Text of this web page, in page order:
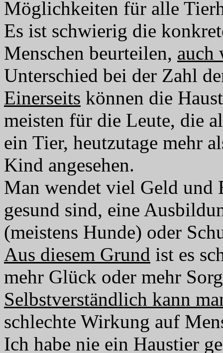
Möglichkeiten für alle
Es ist schwierig die
Menschen beurteilen, auch
Unterschied bei der Zahl
Einerseits können die
meisten für die Leute, die
ein Tier, heutzutage mehr
Kind angesehen.
Man wendet viel Geld und
gesund sind, eine
(meistens Hunde) oder
Aus diesem Grund ist es
mehr Glück oder mehr
Selbstverständlich kann
schlechte Wirkung auf
Ich habe nie ein Haustier